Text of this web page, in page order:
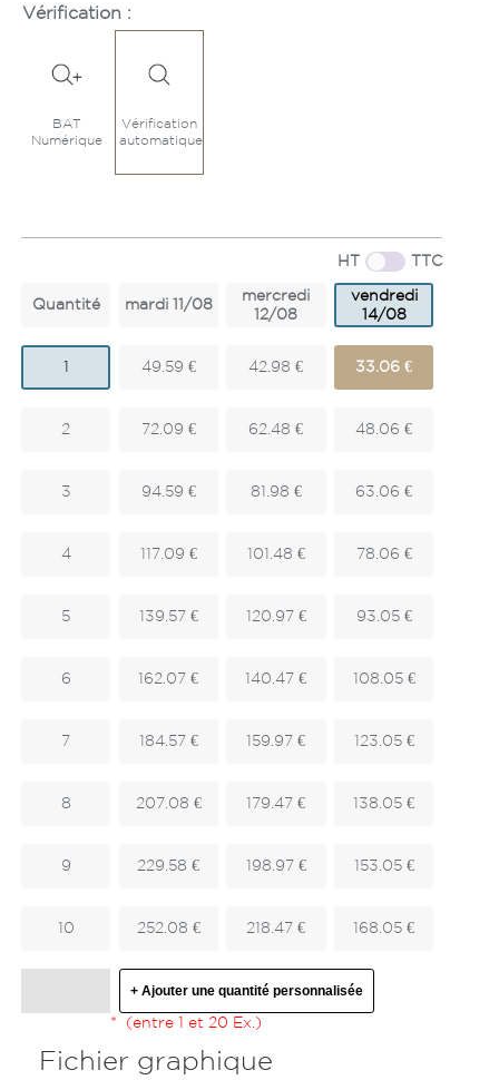
Vérification :
BAT
Numérique
Vérification
automatique
HT TTC
Quantité
1
2
3
4
5
6
7
8
9
10
mardi 11/08
mercredi
12/08
vendredi
14/08
49.59 € 42.98 € 33.06 €
72.09 € 62.48 € 48.06 €
94.59 € 81.98 € 63.06 €
117.09 € 101.48 € 78.06 €
139.57 € 120.97 € 93.05 €
162.07 € 140.47 € 108.05 €
184.57 € 159.97 € 123.05 €
207.08 € 179.47 € 138.05 €
229.58 € 198.97 € 153.05 €
252.08 € 218.47 € 168.05 €
+ Ajouter une quantité personnalisée
* (entre 1 et 20 Ex.)
Fichier graphique